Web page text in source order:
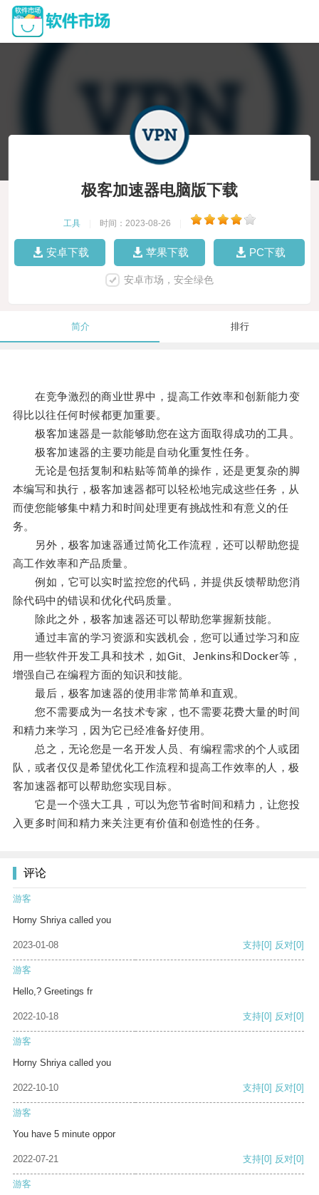
极客加速器电脑版下载
工具 时间：2023-08-26
安卓下载 苹果下载 PC下载
安卓市场，安全绿色
简介 排行
在竞争激烈的商业世界中，提高工作效率和创新能力变
得比以往任何时候都更加重要。
极客加速器是一款能够助您在这方面取得成功的工具。
极客加速器的主要功能是自动化重复性任务。
无论是包括复制和粘贴等简单的操作，还是更复杂的脚
本编写和执行，极客加速器都可以轻松地完成这些任务，从
而使您能够集中精力和时间处理更有挑战性和有意义的任
务。
另外，极客加速器通过简化工作流程，还可以帮助您提
高工作效率和产品质量。
例如，它可以实时监控您的代码，并提供反馈帮助您消
除代码中的错误和优化代码质量。
除此之外，极客加速器还可以帮助您掌握新技能。
通过丰富的学习资源和实践机会，您可以通过学习和应
用一些软件开发工具和技术，如Git、Jenkins和Docker等，
增强自己在编程方面的知识和技能。
最后，极客加速器的使用非常简单和直观。
您不需要成为一名技术专家，也不需要花费大量的时间
和精力来学习，因为它已经准备好使用。
总之，无论您是一名开发人员、有编程需求的个人或团
队，或者仅仅是希望优化工作流程和提高工作效率的人，极
客加速器都可以帮助您实现目标。
它是一个强大工具，可以为您节省时间和精力，让您投
入更多时间和精力来关注更有价值和创造性的任务。
评论
游客
Horny Shriya called you
2023-01-08 支持[0] 反对[0]
游客
Hello,? Greetings fr
2022-10-18 支持[0] 反对[0]
游客
Horny Shriya called you
2022-10-10 支持[0] 反对[0]
游客
You have 5 minute oppor
2022-07-21 支持[0] 反对[0]
游客